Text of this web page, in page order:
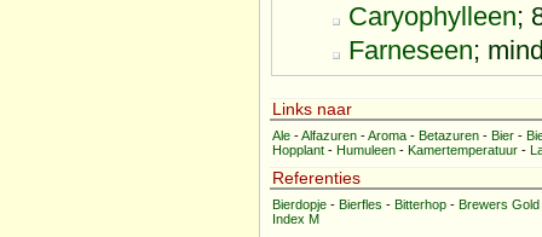
Caryophylleen;
Farneseen;
Links naar
Ale -Alfazuren -Aroma - Betazuren - Bier -
Hopplant - Humuleen - Kamertemperatuur -
Referenties
Bierdopje - Bierfles - Bitterhop - Brewers Gold
Index M